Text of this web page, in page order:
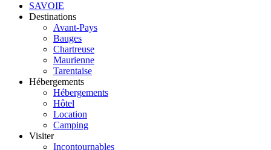
SAVOIE
Destinations
Avant-Pays
Bauges
Chartreuse
Maurienne
Tarentaise
Hébergements
Hébergements
Hôtel
Location
Camping
Visiter
Incontournables